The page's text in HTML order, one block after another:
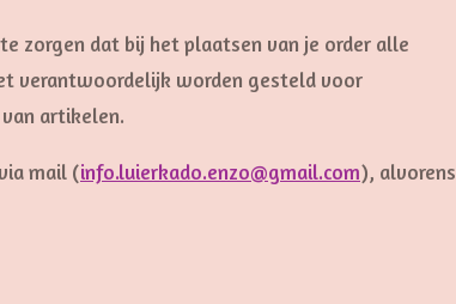
zorgen dat bij het plaatsen van je order alle
verantwoordelijk worden gesteld voor
artikelen.
mail (info.luierkado.enzo@gmail.com), alvorens